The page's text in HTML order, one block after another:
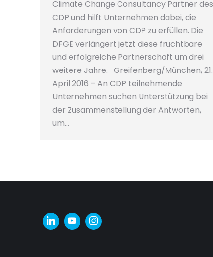
Climate Change Consultancy Partner des
CDP und hilft Unternehmen dabei, die
Anforderungen von CDP zu erfüllen. Die
DFGE verlängert jetzt diese fruchtbare
und erfolgreiche Partnerschaft um drei
weitere Jahre. Greifenberg/München, 21.
April 2016 – An CDP teilnehmende
Unternehmen suchen Unterstützung bei
der Zusammenstellung der Antworten,
um…